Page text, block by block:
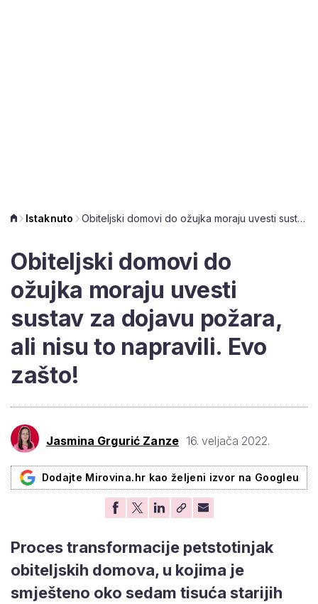
Istaknuto Obiteljski domovi do ožujka moraju uvesti sustav za dojavu požara, ali nisu to napravili. Evo zašto!
Obiteljski domovi do
ožujka moraju uvesti
sustav za dojavu požara,
ali nisu to napravili. Evo
zašto!
Jasmina Grgurić Zanze 16. veljača 2022.
Dodajte Mirovina.hr kao željeni izvor na Googleu
Proces transformacije petstotinjak
obiteljskih domova, u kojima je
smješteno oko sedam tisuća starijih